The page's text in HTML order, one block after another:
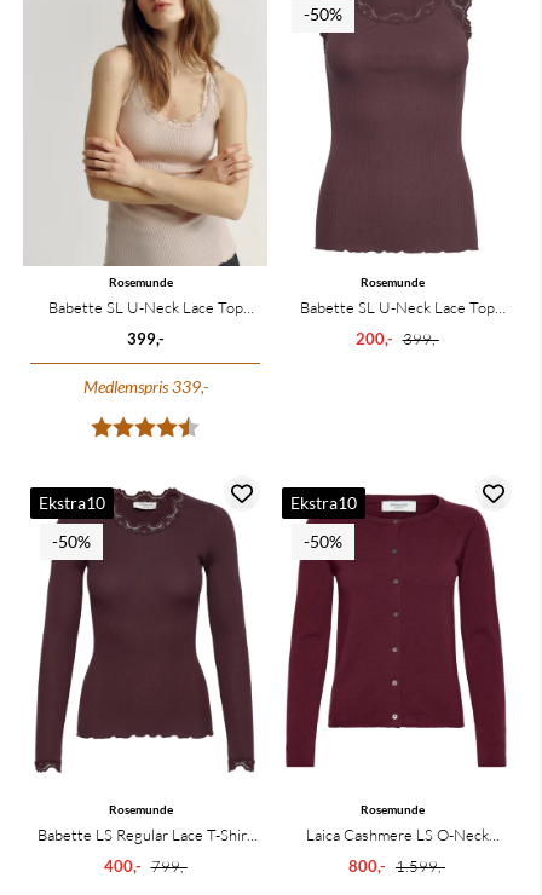
Karakter:
Rosemunde
Babette SL U-Neck Lace Top
Vintage Powder
399,-
Medlemspris 339,-
-50%
Rosemunde
Babette SL U-Neck Lace Top
Fudge
200,- 399,-
Ekstra10
-50%
Rosemunde
Babette LS Regular Lace T-Shirt
Fudge
400,- 799,-
Ekstra10
-50%
Rosemunde
Laica Cashmere LS O-Neck
Raglan Cardigan Tawny ...
800,- 1.599,-